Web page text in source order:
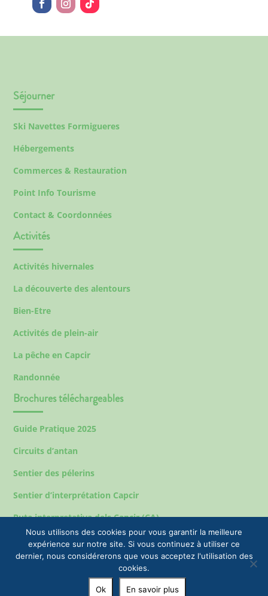
Séjourner
Ski Navettes Formigueres
Hébergements
Commerces & Restauration
Point Info Tourisme
Contact & Coordonnées
Activités
Activités hivernales
La découverte des alentours
Bien-Etre
Activités de plein-air
La pêche en Capcir
Randonnée
Brochures téléchargeables
Guide Pratique 2025
Circuits d’antan
Sentier des pélerins
Sentier d’interprétation Capcir
Ruta interpretativa dels Capcir (CA)
© 2023 EPIC Tourisme & Commune de Formiguères |
Nous utilisons des cookies pour vous garantir la meilleure
expérience sur notre site. Si vous continuez à utiliser ce
dernier, nous considérerons que vous acceptez l'utilisation des
cookies.
Ok En savoir plus